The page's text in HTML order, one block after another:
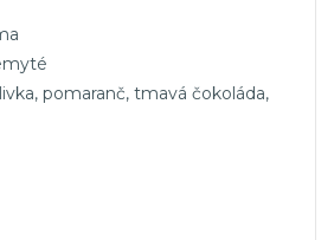
pomaranč, tmavá čokoláda,